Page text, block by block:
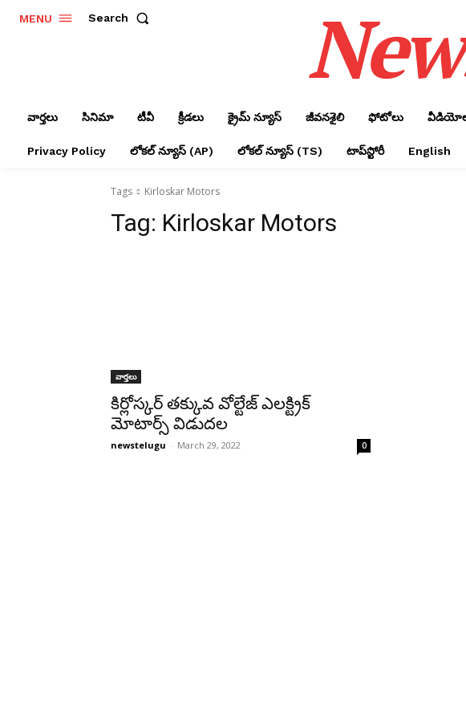
MENU Search
వార్తలు సినిమా టీవీ క్రీడలు క్రైమ్ న్యూస్‌ జీవనశైలి ఫోటోలు
Privacy Policy లోక‌ల్ న్యూస్‌ (AP) లోక‌ల్ న్యూస్‌ (TS) టాప్‌స్టోరీ English
Tags Kirloskar Motors
Tag: Kirloskar Motors
వార్తలు
కిర్లోస్కర్ తక్కువ వోల్టేజ్ ఎలక్ట్రిక్
మోటార్స్ విడుద‌ల‌
newstelugu - March 29, 2022 0